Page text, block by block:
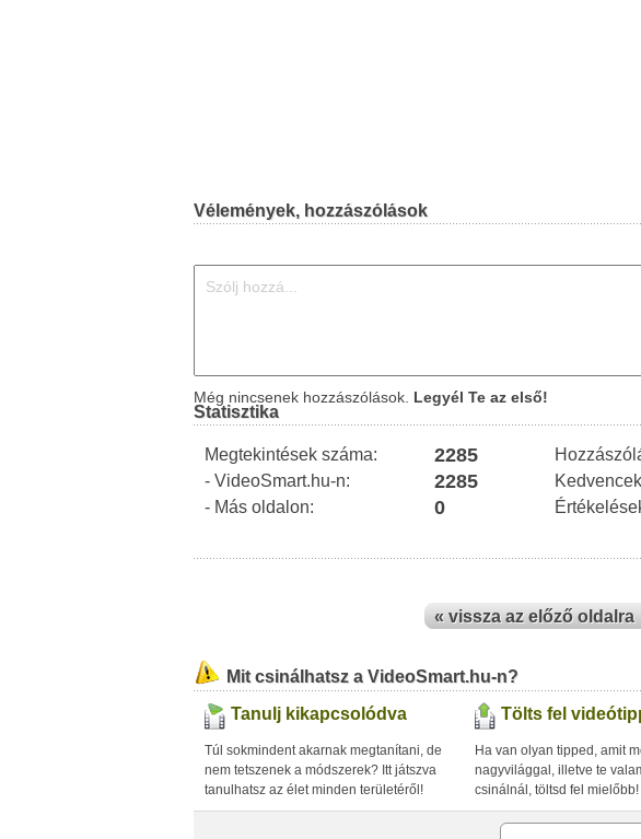
Vélemények, hozzászólások
Még nincsenek hozzászólások. Legyél Te az első!
Statisztika
Megtekintések száma: 2285
- VideoSmart.hu-n: 2285
- Más oldalon: 0
« vissza az előző oldalra
Mit csinálhatsz a VideoSmart.hu-n?
Tanulj kikapcsolódva
Túl sokmindent akarnak megtanítani, de
nem tetszenek a módszerek? Itt játszva
tanulhatsz az élet minden területéről!
Tölts fel
Ha van olyan tipped, amit
nagyvilággal, illetve te
csinálnál, töltsd fel mielőbb!